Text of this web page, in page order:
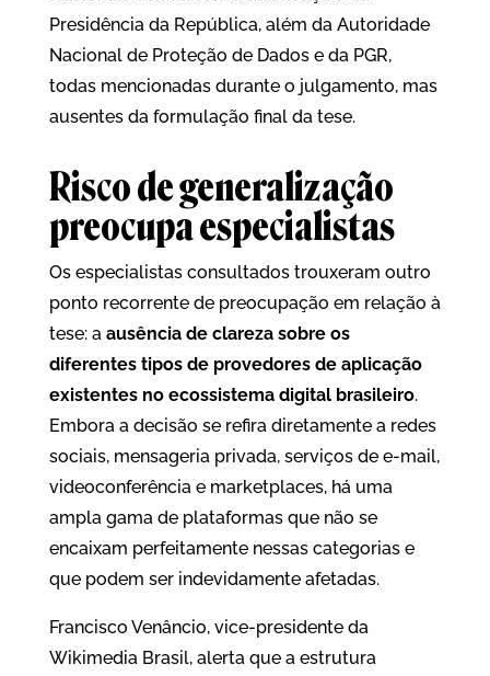
Presidência da República, além da Autoridade
Nacional de Proteção de Dados e da PGR,
todas mencionadas durante o julgamento, mas
ausentes da formulação final da tese.
Risco de generalização
preocupa especialistas
Os especialistas consultados trouxeram outro
ponto recorrente de preocupação em relação à
tese: a ausência de clareza sobre os
diferentes tipos de provedores de aplicação
existentes no ecossistema digital brasileiro.
Embora a decisão se refira diretamente a redes
sociais, mensageria privada, serviços de e-mail,
videoconferência e marketplaces, há uma
ampla gama de plataformas que não se
encaixam perfeitamente nessas categorias e
que podem ser indevidamente afetadas.
Francisco Venâncio, vice-presidente da
Wikimedia Brasil, alerta que a estrutura